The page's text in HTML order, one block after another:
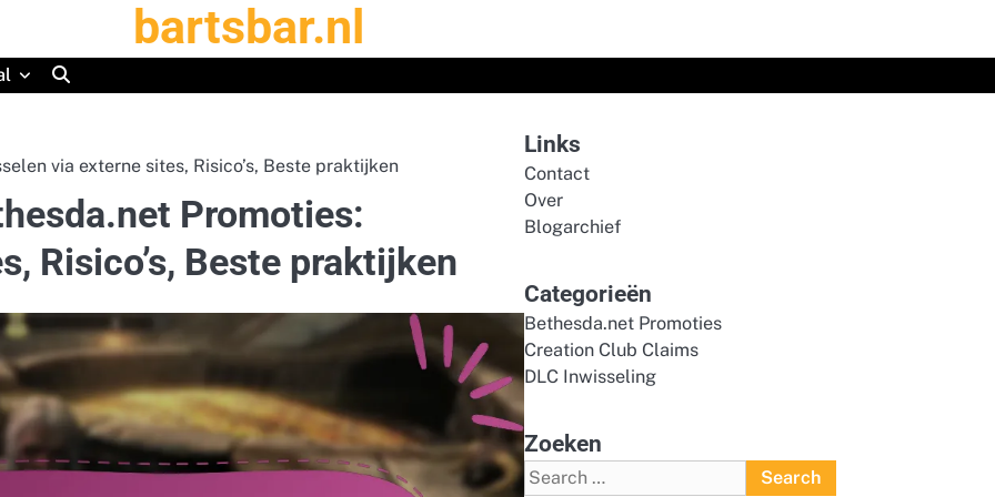
bartsbar.nl
via externe sites, Risico’s, Beste praktijken
Promoties:
Risico’s, Beste praktijken
Links
Contact
Over
Blogarchief
Categorieën
Bethesda.net Promoties
Creation Club Claims
DLC Inwisseling
Zoeken
Search